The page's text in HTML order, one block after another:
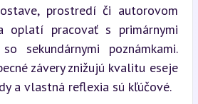
prostredí či autorovom
oplatí pracovať s primárnymi
sekundárnymi poznámkami.
závery znižujú kvalitu eseje
a vlastná reflexia sú kľúčové.